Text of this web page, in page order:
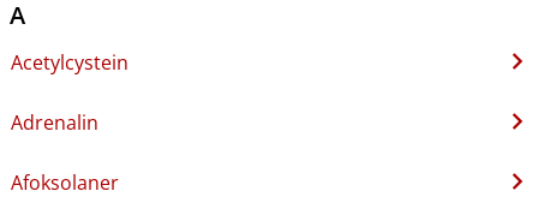
A
Acetylcystein
Adrenalin
Afoksolaner